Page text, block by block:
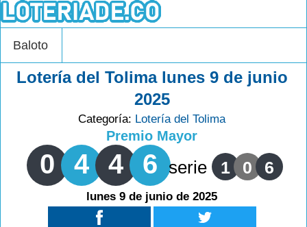
Baloto
Lotería del Tolima lunes 9 de junio
2025
Categoría: Lotería del Tolima
Premio Mayor
0 4 4 6 serie 1 0 6
lunes 9 de junio de 2025